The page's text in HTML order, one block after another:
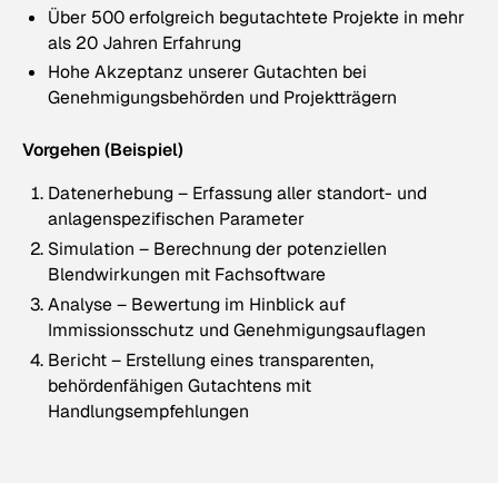
Über 500 erfolgreich begutachtete Projekte in mehr
als 20 Jahren Erfahrung
Hohe Akzeptanz unserer Gutachten bei
Genehmigungsbehörden und Projektträgern
Vorgehen (Beispiel)
Datenerhebung – Erfassung aller standort- und
anlagenspezifischen Parameter
Simulation – Berechnung der potenziellen
Blendwirkungen mit Fachsoftware
Analyse – Bewertung im Hinblick auf
Immissionsschutz und Genehmigungsauflagen
Bericht – Erstellung eines transparenten,
behördenfähigen Gutachtens mit
Handlungsempfehlungen